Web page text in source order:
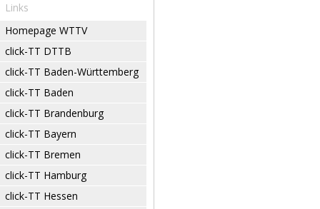
Links
Homepage WTTV
click-TT DTTB
click-TT Baden-Württemberg
click-TT Baden
click-TT Brandenburg
click-TT Bayern
click-TT Bremen
click-TT Hamburg
click-TT Hessen